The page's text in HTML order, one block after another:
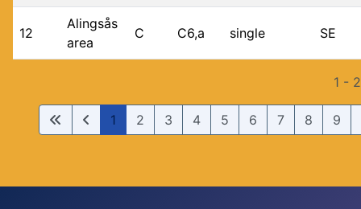
12
Alingsås
area
C C6,a single SE
1 -
1 2 3 4 5 6 7 8 9